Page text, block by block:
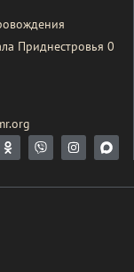
Приднестровья 0